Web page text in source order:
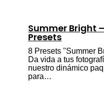
Summer Bright
Presets
8 Presets "Summer
Da vida a tus
nuestro dinámico
para…